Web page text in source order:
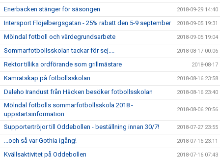
Enerbacken stänger för säsongen 2018-09-29 14:40
Intersport Flöjelbergsgatan - 25% rabatt den 5-9 september 2018-09-05 19:31
Mölndal fotboll och värdegrundsarbete 2018-09-05 19:04
Sommarfotbollsskolan tackar för sej.... 2018-08-17 00:06
Rektor tillika ordförande som grillmästare 2018-08-17
Kamratskap på fotbollsskolan 2018-08-16 23:58
Daleho Irandust från Häcken besöker fotbollsskolan 2018-08-16 23:40
Mölndal fotbolls sommarfotbollsskola 2018 -
uppstartsinformation
2018-08-06 20:56
Supportertröjor till Oddebollen - beställning innan 30/7! 2018-07-27 23:55
...och så var Gothia igång! 2018-07-16 23:11
Kvällsaktivitet på Oddebollen 2018-07-16 07:43